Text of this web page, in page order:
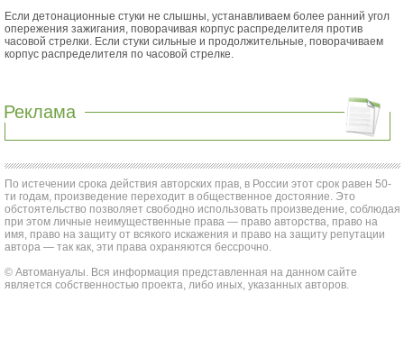
Если детонационные стуки не слышны, устанавливаем более ранний угол
опережения зажигания, поворачивая корпус распределителя против
часовой стрелки. Если стуки сильные и продолжительные, поворачиваем
корпус распределителя по часовой стрелке.
Реклама
По истечении срока действия авторских прав, в России этот срок равен 50-
ти годам, произведение переходит в общественное достояние. Это
обстоятельство позволяет свободно использовать произведение, соблюдая
при этом личные неимущественные права — право авторства, право на
имя, право на защиту от всякого искажения и право на защиту репутации
автора — так как, эти права охраняются бессрочно.
© Автомануалы. Вся информация представленная на данном сайте
является собственностью проекта, либо иных, указанных авторов.